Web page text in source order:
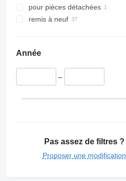
pour pièces détachées
remis à neuf
Année
–
Pas assez de filtres ?
Proposer une modification